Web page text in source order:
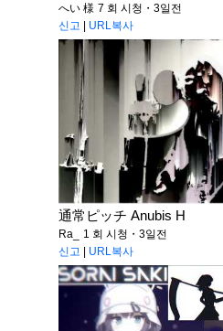
へい 様 7 회 시청・3일전
신고
URL복사
通常ピッチ Anubis H
Ra_
1 회 시청・3일전
신고
URL복사